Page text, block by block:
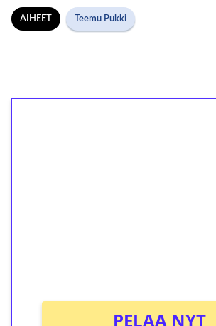
AIHEET Teemu Pukki
PELAA NYT